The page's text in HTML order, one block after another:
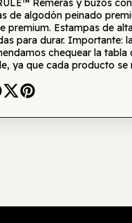
Remeras y buzos
de algodón peinado
premium. Estampas de
para durar. Importante:
chequear la
ya que cada producto se